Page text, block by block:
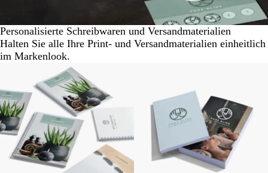
Personalisierte Schreibwaren und Versandmaterialien
Halten Sie alle Ihre Print- und Versandmaterialien einheitlich
im Markenlook.